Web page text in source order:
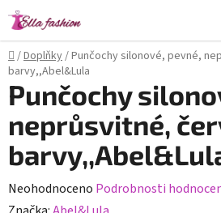
Přejít
na
obsah
Domů
/Doplňky/Punčochy silonové, pevné,
barvy,,Abel&Lula
Punčochy
neprůsvitné,
Průměrné
Neohodnoceno Podrobnosti